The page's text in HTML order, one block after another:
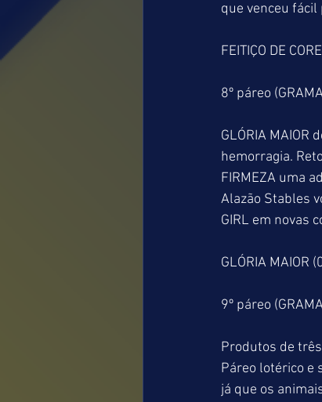
que venceu fácil
FEITIÇO DE
8º páreo
GLÓRIA
hemorragia.
FIRMEZA uma
Alazão Stables
GIRL em novas
GLÓRIA MAIOR
9º páreo
Produtos de
Páreo lotérico e
já que os